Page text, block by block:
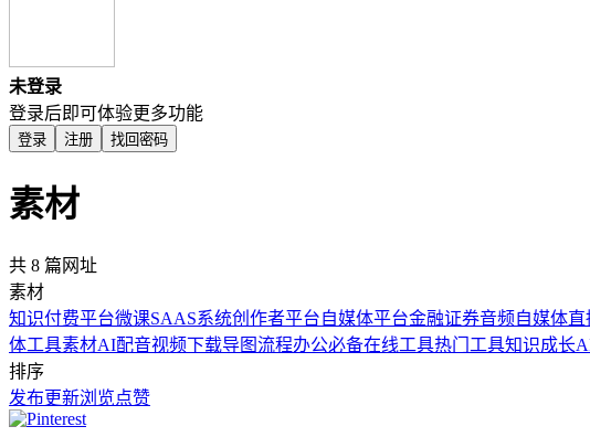
未登录
登录后即可体验更多功能
登录 注册 找回密码
素材
共 8 篇网址
素材
知识付费平台微课SAAS系统创作者平台自媒体平台金融证券音频自媒体直
体工具素材AI配音视频下载导图流程办公必备在线工具热门工具知识成长
排序
发布更新浏览点赞